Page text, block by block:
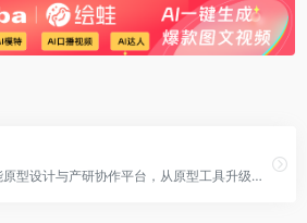
墨刀是一站式智能原型设计与产研协作平台，从原型工具升级为覆盖“想法-设计-协作-交付”的产品研发中枢。集成AI原型生成、AIPPT、白板、流程图、思维导图与UI设计能力，支持Axure/Sketch/Figma文件导入，帮助产品、设计、研发团队在云端高效协作，注册即可免费试用。